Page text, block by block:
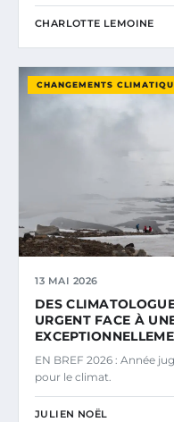
CHARLOTTE LEMOINE
CHANGEMENTS
13 MAI 2026
DES
URGENT FACE À
EN BREF 2026 : Année
pour le climat.
JULIEN NOËL